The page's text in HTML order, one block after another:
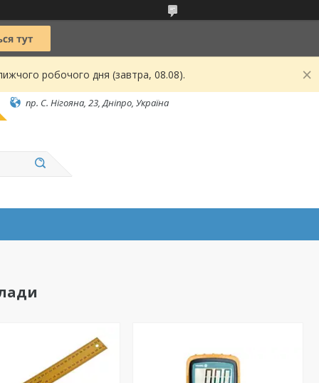
робочого дня (завтра, 08.08).
пр. С. Нігояна, 23, Дніпро, Україна